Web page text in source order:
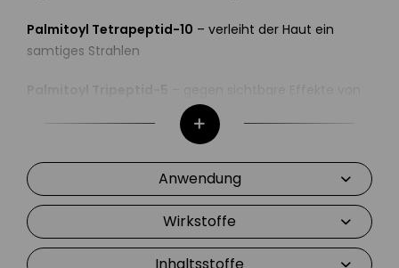
Palmitoyl Tetrapeptid-10 – verleiht der Haut ein
samtiges Strahlen
– reich an Fettsäuren &
Vitaminen, Feuchtigkeitsboost, für eine sanfte & zarte
Haut
Anwendung
Wirkstoffe
Inhaltsstoffe